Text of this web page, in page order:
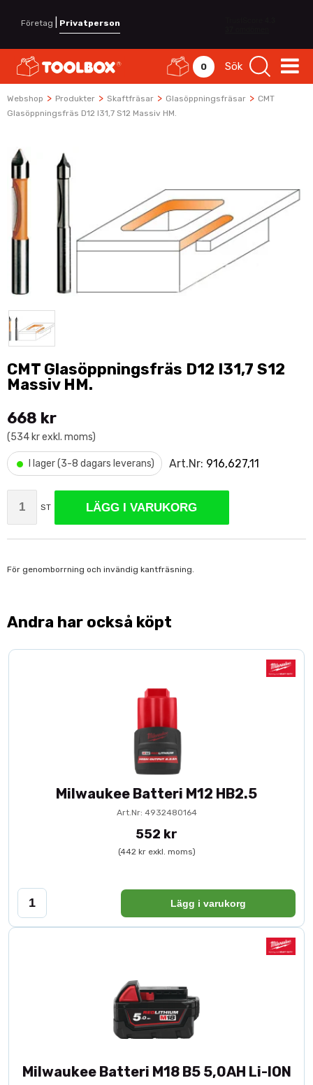
Företag Privatperson
0 Sök
Webshop > Produkter > Skaftfräsar > Glasöppningsfräsar > CMT
Glasöppningsfräs D12 I31,7 S12 Massiv HM.
CMT Glasöppningsfräs D12 I31,7 S12
Massiv HM.
668 kr
(534 kr exkl. moms)
• I lager (3-8 dagars leverans) Art.Nr: 916,627,11
ST LÄGG I VARUKORG
För genomborrning och invändig kantfräsning.
Andra har också köpt
Milwaukee Batteri M12 HB2.5
Art.Nr: 4932480164
552 kr
(442 kr exkl. moms)
Lägg i varukorg
Milwaukee Batteri M18 B5 5,0AH Li-ION